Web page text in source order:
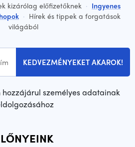
kizárólag előfizetőknek · Ingyenes
· Hírek és tippek a forgatások
világából
KEDVEZMÉNYEKET AKAROK!
személyes adatainak